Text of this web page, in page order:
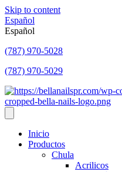
Skip to content
Español
Español
(787) 970-5028
(787) 970-5029
Inicio
Productos
Chula
Acrilicos